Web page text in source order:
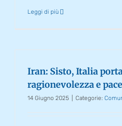
Leggi di più
Iran: Sisto, Italia
ragionevolezza e
14 Giugno 2025 Categorie: